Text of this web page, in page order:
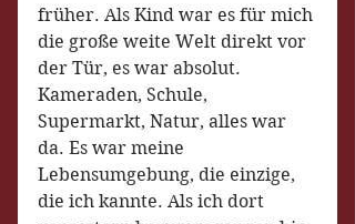
früher. Als Kind war es für mich
die große weite Welt direkt vor
der Tür, es war absolut.
Kameraden, Schule,
Supermarkt, Natur, alles war
da. Es war meine
Lebensumgebung, die einzige,
die ich kannte. Als ich dort